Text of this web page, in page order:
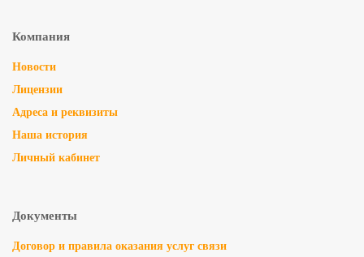
Компания
Новости
Лицензии
Адреса и реквизиты
Наша история
Личный кабинет
Документы
Договор и правила оказания услуг связи